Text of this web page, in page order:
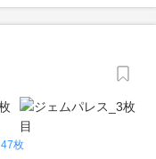
47枚